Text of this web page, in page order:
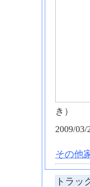
き）
2009/03/
その他
トラッ